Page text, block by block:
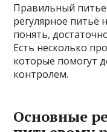
Правильный
регулярное
понять,
Есть несколько
которые помогут
контролем.
Основные